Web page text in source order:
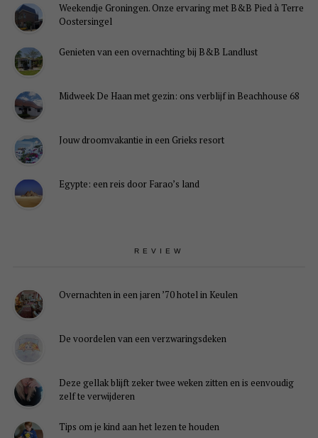
Weekendje Groningen. Onze ervaring met B&B Pied à Terre
Oostersingel
Genieten van een overnachting bij B&B Landlust
Midweek De Haan met gezin: ons verblijf in Beachhouse 68
Jouw droomvakantie in een Grieks resort
Egypte: een reis door Farao’s land
REVIEW
Overnachten in een jaren ’70 hotel in Keulen
De voordelen van een verzwaringsdeken
Deze gellak blijft zeker twee weken zitten en is eenvoudig
zelf te verwijderen
Tips om je kind aan het lezen te houden